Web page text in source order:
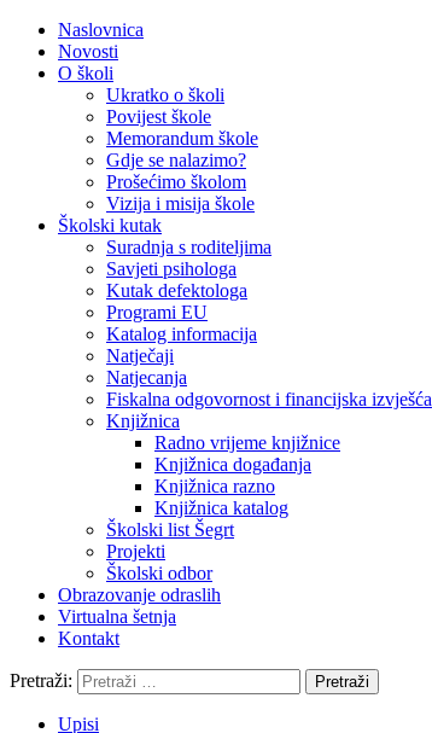
Naslovnica
Novosti
O školi
Ukratko o školi
Povijest škole
Memorandum škole
Gdje se nalazimo?
Prošećimo školom
Vizija i misija škole
Školski kutak
Suradnja s roditeljima
Savjeti psihologa
Kutak defektologa
Programi EU
Katalog informacija
Natječaji
Natjecanja
Fiskalna odgovornost i financijska izvješća
Knjižnica
Radno vrijeme knjižnice
Knjižnica događanja
Knjižnica razno
Knjižnica katalog
Školski list Šegrt
Projekti
Školski odbor
Obrazovanje odraslih
Virtualna šetnja
Kontakt
Pretraži:
Upisi